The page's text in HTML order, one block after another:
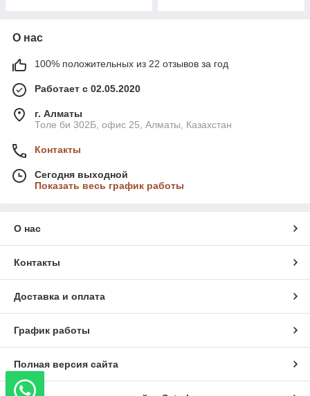
О нас
100% положительных из 22 отзывов за год
Работает с 02.05.2020
г. Алматы
Толе би 302Б, офис 25, Алматы, Казахстан
Контакты
Сегодня выходной
Показать весь график работы
О нас
Контакты
Доставка и оплата
График работы
Полная версия сайта